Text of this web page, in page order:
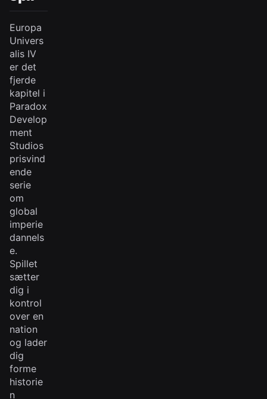
Europa
Univers
alis IV
er det
fjerde
kapitel i
Paradox
Develop
ment
Studios
prisvind
ende
serie
om
global
imperie
dannels
e.
Spillet
sætter
dig i
kontrol
over en
nation
og lader
dig
forme
historie
n